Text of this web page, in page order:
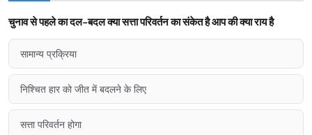
चुनाव से पहले का दल-बदल क्या सत्ता परिवर्तन का संकेत है आप की क्या राय है
सामान्य प्रक्रिया
निश्चित हार को जीत में बदलने के लिए
सत्ता परिवर्तन होगा